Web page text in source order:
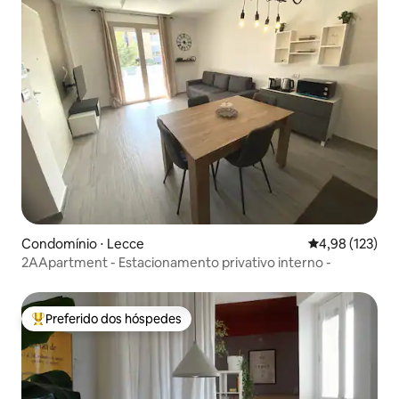
Condomínio ⋅ Lecce 4,98 de uma
4,98 (123)
2AApartment - Estacionamento privativo interno -
Entre os melhores preferidos dos hóspedes
Preferido dos hóspedes